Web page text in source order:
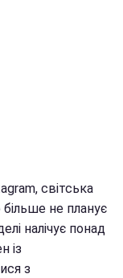
світська
не планує
налічує понад
із
з